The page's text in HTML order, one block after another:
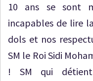
10 ans se sont
incapables de lire
dols et nos
SM le Roi Sidi
! SM qui